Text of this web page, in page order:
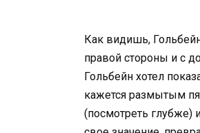
Как видишь,
правой стороны и с
Гольбейн хотел
кажется размытым
(посмотреть глубже)